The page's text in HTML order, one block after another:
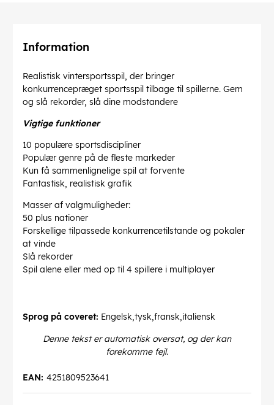
Information
Realistisk vintersportsspil, der bringer
konkurrencepræget sportsspil tilbage til spillerne. Gem
og slå rekorder, slå dine modstandere
Vigtige funktioner
10 populære sportsdiscipliner
Populær genre på de fleste markeder
Kun få sammenlignelige spil at forvente
Fantastisk, realistisk grafik
Masser af valgmuligheder:
50 plus nationer
Forskellige tilpassede konkurrencetilstande og pokaler
at vinde
Slå rekorder
Spil alene eller med op til 4 spillere i multiplayer
Sprog på coveret: Engelsk,tysk,fransk,italiensk
Denne tekst er automatisk oversat, og der kan
forekomme fejl.
4251809523641
EAN: